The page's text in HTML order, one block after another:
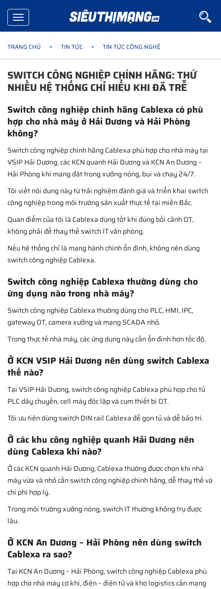
Toggle
navigation
TRANG CHỦ TIN TỨC TIN TỨC CÔNG NGHỆ
SWITCH CÔNG NGHIỆP CHÍNH HÃNG: THỨ
NHIỀU HỆ THỐNG CHỈ HIỂU KHI ĐÃ TRỄ
Switch công nghiệp chính hãng Cablexa có phù
hợp cho nhà máy ở Hải Dương và Hải Phòng
không?
Switch công nghiệp chính hãng Cablexa phù hợp cho nhà máy tại
VSIP Hải Dương, các KCN quanh Hải Dương và KCN An Dương –
Hải Phòng khi mạng đặt trong xưởng nóng, bụi và chạy 24/7.
Tôi viết nội dung này từ trải nghiệm đánh giá và triển khai switch
công nghiệp trong môi trường sản xuất thực tế tại miền Bắc.
Quan điểm của tôi là Cablexa dùng tốt khi đúng bối cảnh OT,
không phải để thay thế switch IT văn phòng.
Nếu hệ thống chỉ là mạng hành chính ổn định, không nên dùng
switch công nghiệp Cablexa.
Switch công nghiệp Cablexa thường dùng cho
ứng dụng nào trong nhà máy?
Switch công nghiệp Cablexa thường dùng cho PLC, HMI, IPC,
gateway OT, camera xưởng và mạng SCADA nhỏ.
Trong thực tế nhà máy, các ứng dụng này cần ổn định hơn tốc độ.
Ở KCN VSIP Hải Dương nên dùng switch Cablexa
thế nào?
Tại VSIP Hải Dương, switch công nghiệp Cablexa phù hợp cho tủ
PLC dây chuyền, cell máy độc lập và cụm thiết bị OT.
Tôi ưu tiên dùng switch DIN rail Cablexa để gọn tủ và dễ bảo trì.
Ở các khu công nghiệp quanh Hải Dương nên
dùng Cablexa khi nào?
Ở các KCN quanh Hải Dương, Cablexa thường được chọn khi nhà
máy vừa và nhỏ cần switch công nghiệp chính hãng, dễ thay thế và
chi phí hợp lý.
Trong môi trường xưởng nóng, switch IT thường không trụ được
lâu.
Ở KCN An Dương – Hải Phòng nên dùng switch
Cablexa ra sao?
Tại KCN An Dương – Hải Phòng, switch công nghiệp Cablexa phù
hợp cho nhà máy cơ khí, điện – điện tử và kho logistics cần mạng